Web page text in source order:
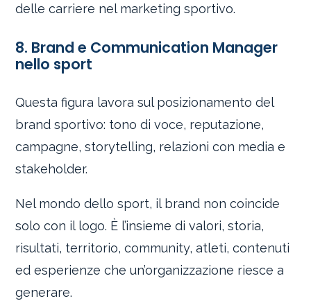
delle carriere nel marketing sportivo.
8. Brand e Communication Manager
nello sport
Questa figura lavora sul posizionamento del
brand sportivo: tono di voce, reputazione,
campagne, storytelling, relazioni con media e
stakeholder.
Nel mondo dello sport, il brand non coincide
solo con il logo. È l’insieme di valori, storia,
risultati, territorio, community, atleti, contenuti
ed esperienze che un’organizzazione riesce a
generare.